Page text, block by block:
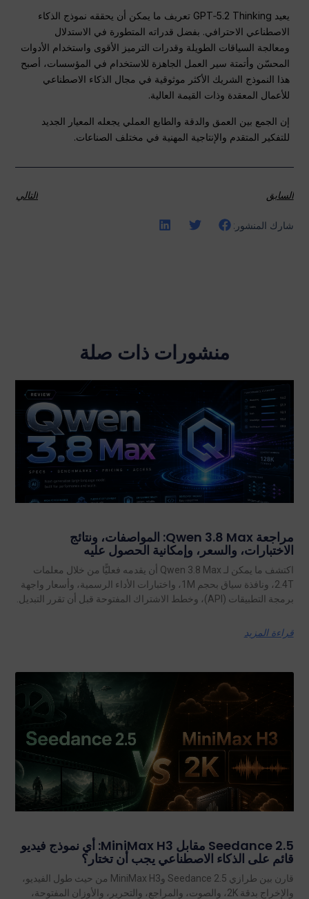
يعيد GPT‑5.2 Thinking تعريف ما يمكن أن يحققه نموذج الذكاء
الاصطناعي الاحترافي. بفضل قدراته المتطورة في الاستدلال
ومعالجة السياقات الطويلة وقدرات الترميز الأقوى واستخدام الأدوات
المحسّن وأتمتة سير العمل الجاهزة للاستخدام في المؤسسات، أصبح
هذا النموذج الشريك الأكثر موثوقية في مجال الذكاء الاصطناعي
للأعمال المعقدة وذات القيمة العالية.
إن الجمع بين العمق والدقة والطابع العملي يجعله المعيار الجديد
للتفكير المتقدم والإنتاجية المهنية في مختلف الصناعات.
السابق التالي
شارك المنشور:
منشورات ذات صلة
مراجعة Qwen 3.8 Max: المواصفات، ونتائج
الاختبارات، والسعر، وإمكانية الحصول عليه
اكتشف ما يمكن لـ Qwen 3.8 Max أن يقدمه فعليًّا من خلال معلمات
2.4T، ونافذة سياق بحجم 1M، واختبارات الأداء الرسمية، وأسعار واجهة
برمجة التطبيقات (API)، وخطط الاشتراك المفتوحة قبل أن تقرر التبديل.
قراءة المزيد
Seedance 2.5 مقابل MiniMax H3: أي نموذج فيديو
قائم على الذكاء الاصطناعي يجب أن تختار؟
قارن بين طرازي Seedance 2.5 وMiniMax H3 من حيث طول الفيديو،
والإخراج بدقة 2K، والصوت، والمراجع، والتحرير، والأوزان المفتوحة،